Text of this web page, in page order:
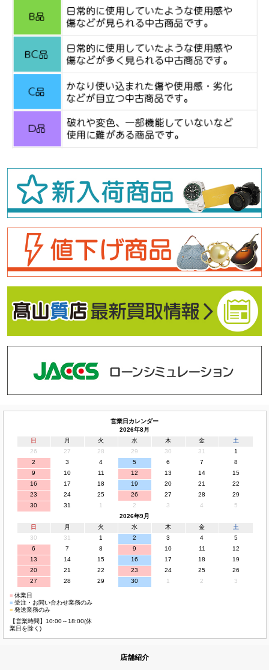
営業日カレンダー
2026年8月
日
月 火 水 木 金
土
26
27 28 29 30 31
1
2
3 4 5 6 7
8
9
10 11 12 13 14
15
16
17 18 19 20 21
22
23
24 25 26 27 28
29
30
31 1 2 3 4
5
2026年9月
日
月 火 水 木 金
土
30
31 1 2 3 4
5
6
7 8 9 10 11
12
13
14 15 16 17 18
19
20
21 22 23 24 25
26
27
28 29 30 1 2 3
■休業日
■受注・お問い合わせ業務のみ
■発送業務のみ
【営業時間】10:00～18:00(休
業日を除く)
店舗紹介